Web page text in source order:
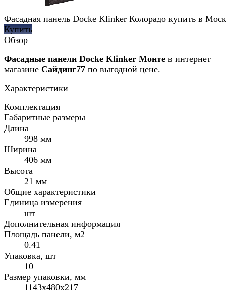
Фасадная панель Docke Klinker Колорадо купить в
Купить
Обзор
Фасадные панели Docke Klinker Монте в интернет
магазине Сайдинг77 по выгодной цене.
Характеристики
Комплектация
Габаритные размеры
Длина
998 мм
Ширина
406 мм
Высота
21 мм
Общие характеристики
Единица измерения
шт
Дополнительная информация
Площадь панели, м2
0.41
Упаковка, шт
10
Размер упаковки, мм
1143x480x217